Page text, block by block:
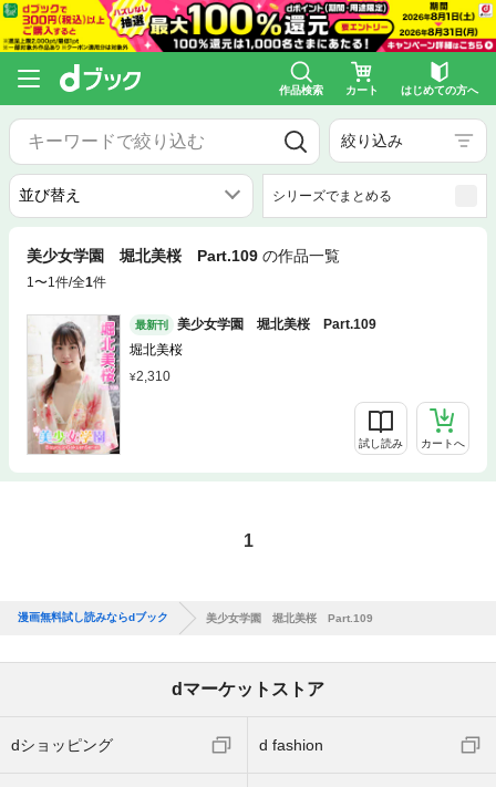
作品検索 カート はじめての方へ
絞り込み
シリーズでまとめる
美少女学園 堀北美桜 Part.109 の作品一覧
1〜1件/全1件
最新刊
美少女学園 堀北美桜 Part.109
堀北美桜
2,310
試し読み カートへ
1
漫画無料試し読みならdブック 美少女学園 堀北美桜 Part.109
dマーケットストア
dショッピング d fashion